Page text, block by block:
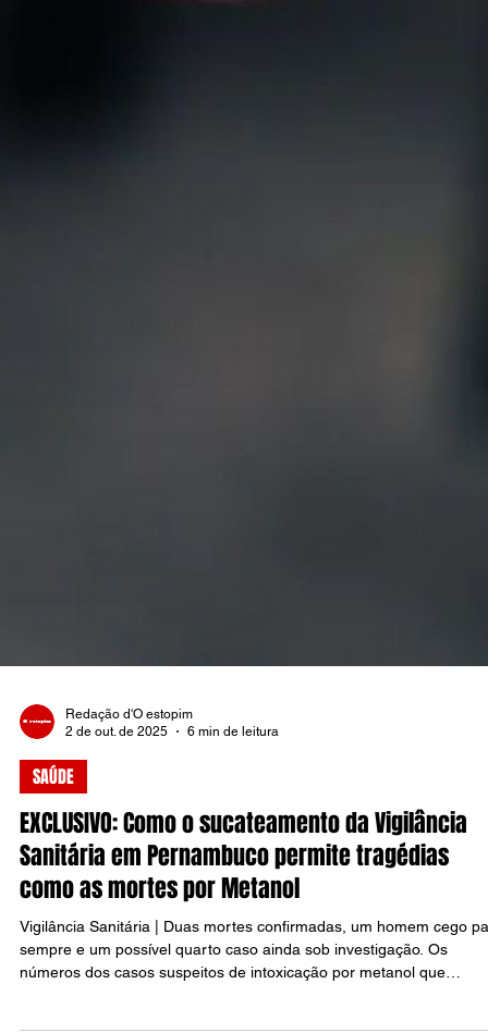
2 de out. de 2025
SAÚDE
EXCLUSIVO: Como o sucateamento da Vigilância
Sanitária em Pernambuco permite tragédias
como as mortes por Metanol
Vigilância Sanitária | Duas mortes confirmadas, um homem cego
sempre e um possível quarto caso ainda sob investigação. Os